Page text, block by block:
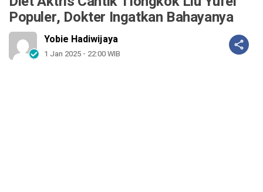
Populer, Dokter Ingatkan Bahayanya
Yobie Hadiwijaya
1 Jan 2025 - 22:00 WIB